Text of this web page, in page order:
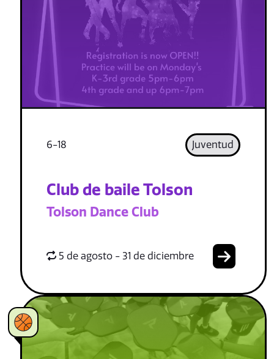
6-18 Juventud
Club de baile Tolson
Tolson Dance Club
5 de agosto - 31 de diciembre